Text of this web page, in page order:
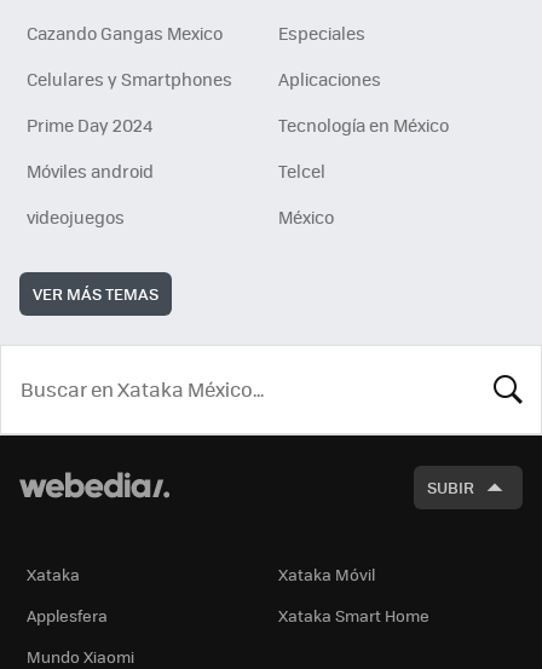
Cazando Gangas Mexico
Especiales
Celulares y Smartphones
Aplicaciones
Prime Day 2024
Tecnología en México
Móviles android
Telcel
videojuegos
México
VER MÁS TEMAS
SUBIR
Xataka
Xataka Móvil
Applesfera
Xataka Smart Home
Mundo Xiaomi